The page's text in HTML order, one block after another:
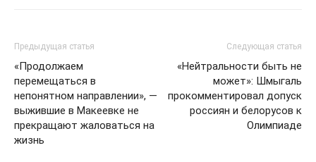
Предыдущая статья
«Продолжаем
перемещаться в
непонятном направлении», —
выжившие в Макеевке не
прекращают жаловаться на
жизнь
Следующая статья
«Нейтральности быть не
может»: Шмыгаль
прокомментировал допуск
россиян и белорусов к
Олимпиаде